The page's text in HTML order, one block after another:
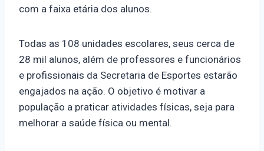
com a faixa etária dos alunos.
Todas as 108 unidades escolares, seus cerca de
28 mil alunos, além de professores e funcionários
e profissionais da Secretaria de Esportes estarão
engajados na ação. O objetivo é motivar a
população a praticar atividades físicas, seja para
melhorar a saúde física ou mental.